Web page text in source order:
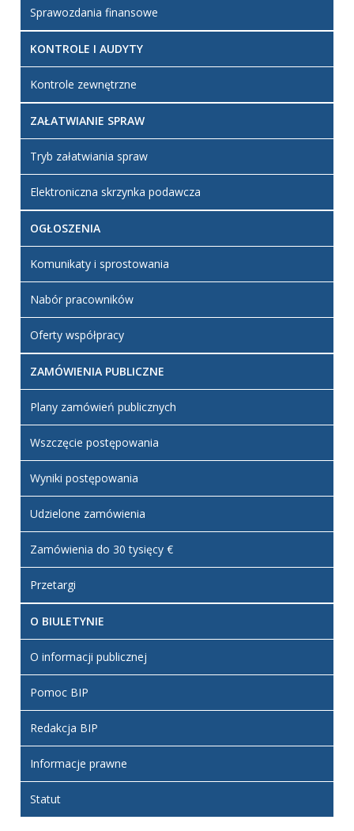
Sprawozdania finansowe
KONTROLE I AUDYTY
Kontrole zewnętrzne
ZAŁATWIANIE SPRAW
Tryb załatwiania spraw
Elektroniczna skrzynka podawcza
OGŁOSZENIA
Komunikaty i sprostowania
Nabór pracowników
Oferty współpracy
ZAMÓWIENIA PUBLICZNE
Plany zamówień publicznych
Wszczęcie postępowania
Wyniki postępowania
Udzielone zamówienia
Zamówienia do 30 tysięcy €
Przetargi
O BIULETYNIE
O informacji publicznej
Pomoc BIP
Redakcja BIP
Informacje prawne
Statut